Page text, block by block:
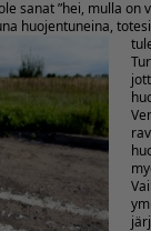
sanat ”hei, mulla
huojentuneina,